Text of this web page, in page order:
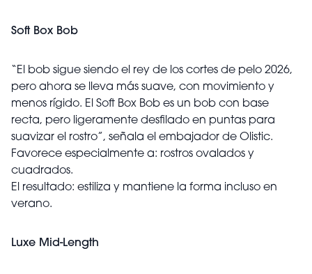
Soft Box Bob
“El bob sigue siendo el rey de los cortes de pelo 2026,
pero ahora se lleva más suave, con movimiento y
menos rígido. El Soft Box Bob es un bob con base
recta, pero ligeramente desfilado en puntas para
suavizar el rostro”, señala el embajador de Olistic.
Favorece especialmente a: rostros ovalados y
cuadrados.
El resultado: estiliza y mantiene la forma incluso en
verano.
Luxe Mid-Length